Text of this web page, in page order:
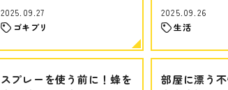
2025.09.27
ゴキブリ
2025.09.26
生活
スプレーを使う前に！蜂を
部屋に漂う